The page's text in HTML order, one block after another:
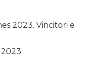
2023. Vincitori e